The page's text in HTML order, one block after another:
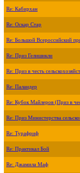
Re: Кабирхан
Re: Оскар Стар
Re: Большой Всероссийский
Re: Приз Гелишикли
Re: Приз в честь
Re: Паландер
Re: Кубок Майлеров (Приз в
Re: Приз Министерства
Re: Турафриф
Re: Практикал Бой
Re: Джамила Маф